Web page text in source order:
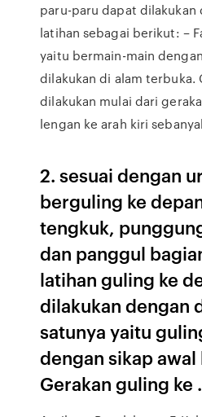
paru-paru dapat dilakukan
latihan sebagai berikut: –
yaitu bermain-main
dilakukan di alam terbuka.
dilakukan mulai dari
lengan ke arah kiri
2. sesuai dengan
berguling ke
tengkuk,
dan panggul
latihan guling ke
dilakukan dengan
satunya yaitu
dengan sikap
Gerakan guling ke